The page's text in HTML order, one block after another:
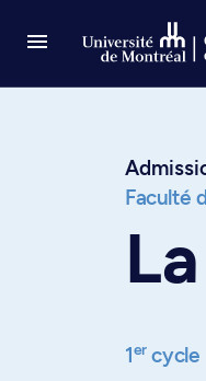
Faculté
1ercycle